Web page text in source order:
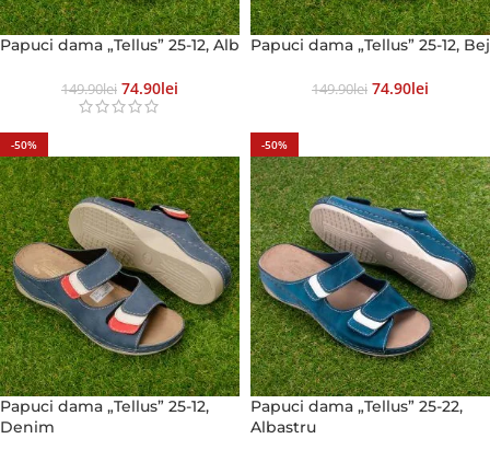
Papuci dama „Tellus” 25-12, Alb
149.90Lei 74.90Lei
Papuci dama „Tellus” 25-12, Bej
149.90Lei 74.90Lei
-50%
Papuci dama „Tellus” 25-12,
Denim
-50%
Papuci dama „Tellus” 25-22,
Albastru